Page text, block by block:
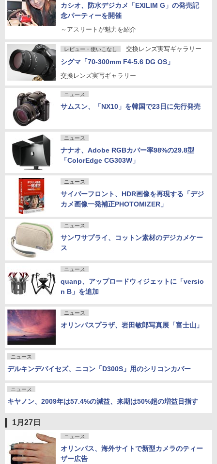
カシオ、防水デジカメ「EXILIM G」の発売記
念パーティーを開催
～アスリートが魅力を紹介
レビュー・使いこなし 交換レンズ実写ギャラリー
シグマ「70-300mm F4-5.6 DG OS」
交換レンズ実写ギャラリー
ニュース
サムスン、「NX10」を韓国で23日に先行発売
ニュース
ナナオ、Adobe RGBカバー率98%の29.8型
「ColorEdge CG303W」
ニュース
サイバーフロント、HDR画像を再現する「デジ
カメ画像一発補正PHOTOMIZER」
ニュース
サンワサプライ、コットン素材のデジカメケー
ス
ニュース
quanp、アップロードウィジェットに「versio
n B」を追加
ニュース
オリンパスプラザ、岩田敏郎写真展「富士山」
ニュース
デルキンデバイセズ、ニコン「D300S」用のシリコンカバー
ニュース
キヤノン、2009年は57.4%の減益、来期は50%超の増益目指す
1月27日
ニュース
オリンパス、海外サイトで新型カメラのティー
ザー広告